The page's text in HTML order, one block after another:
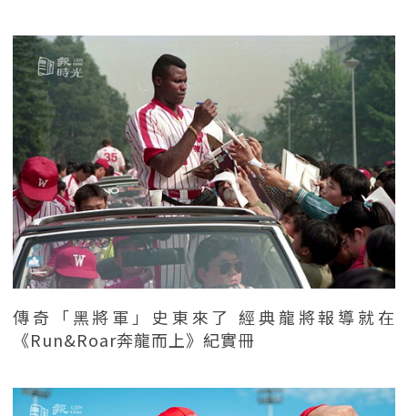
傳奇「黑將軍」史東來了 經典龍將報導就在
《Run&Roar奔龍而上》紀實冊